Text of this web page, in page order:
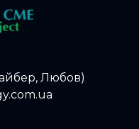
Любов)